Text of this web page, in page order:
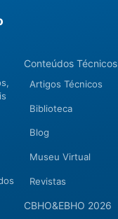
Conteúdos Técnicos
Artigos Técnicos
Biblioteca
Blog
Museu Virtual
Revistas
CBHO&EBHO 2026